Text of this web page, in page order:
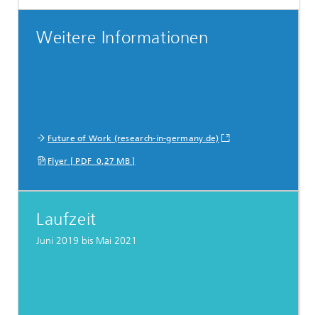
Weitere Informationen
Future of Work (research-in-germany.de)
Flyer [ PDF 0,27 MB ]
Laufzeit
Juni 2019 bis Mai 2021